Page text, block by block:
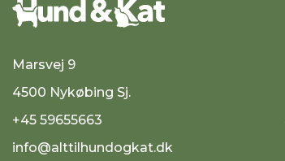
Marsvej 9
4500 Nykøbing Sj.
+45 59655663
info@alttilhundogkat.dk